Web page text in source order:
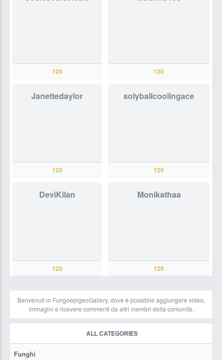
120 120
Janettedaylor
120
solyballcoolingace
120
DeviKilan
120
Monikathaa
120
Benvenuti in FungoepigeoGallery, dove è possibile aggiungere video,
immagini e ricevere commenti da altri membri della comunità.
ALL CATEGORIES
Funghi